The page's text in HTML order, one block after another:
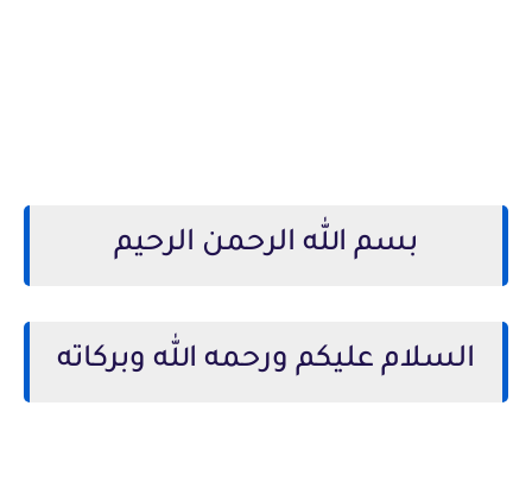
بسم الله الرحمن الرحيم
السلام عليكم ورحمه الله وبركاته